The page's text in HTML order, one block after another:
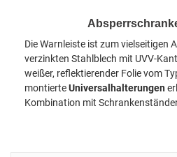
Die Warnleiste ist zum vielseitigen
verzinkten Stahlblech mit UVV-
weißer, reflektierender Folie vom
montierteUniversalhalterungen
Kombination mit